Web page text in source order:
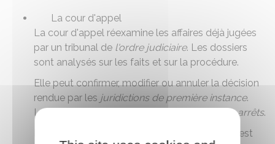
La cour d'appel
La cour d'appel réexamine les affaires déjà jugées
par un tribunal de l'ordre judiciaire. Les dossiers
sont analysés sur les faits et sur la procédure.
Elle peut confirmer, modifier ou annuler la décision
rendue par les juridictions de première instance.
Les décisions qu'elle rend sont appelées desarrêts.
Il existe 36 cours d'appel en France. Chacune est